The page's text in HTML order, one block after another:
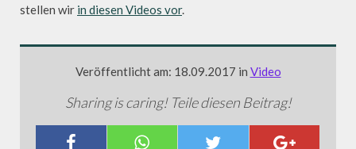
stellen wir in diesen Videos vor.
Veröffentlicht am: 18.09.2017 in Video
Sharing is caring! Teile diesen Beitrag!